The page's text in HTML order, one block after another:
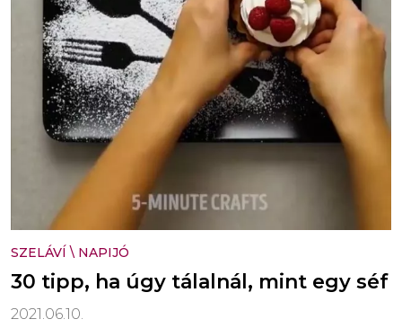
SZELÁVÍ \ NAPIJÓ
30 tipp, ha úgy tálalnál, mint egy séf
2021.06.10.